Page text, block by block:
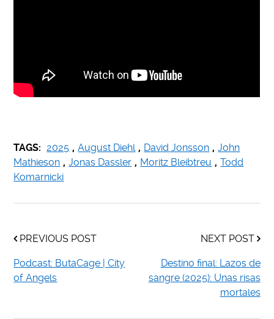
TAGS: 2025 , August Diehl , David Jonsson , John
Mathieson , Jonas Dassler , Moritz Bleibtreu , Todd
Komarnicki
PREVIOUS POST
Podcast: ButaCage | City
of Angels
NEXT POST
Destino final: Lazos de
sangre (2025): Unas risas
mortales